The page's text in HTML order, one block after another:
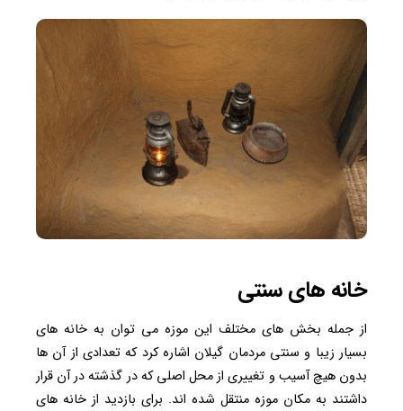
خانه های سنتی
از جمله بخش های مختلف این موزه می توان به خانه های
بسیار زیبا و سنتی مردمان گیلان اشاره کرد که تعدادی از آن ها
بدون هیچ آسیب و تغییری از محل اصلی که در گذشته در آن قرار
داشتند به مکان موزه منتقل شده اند. برای بازدید از خانه های